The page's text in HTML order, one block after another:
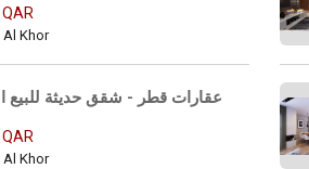
Al Khor
عقارات قطر - شقق حديثة للبيع
Al Khor